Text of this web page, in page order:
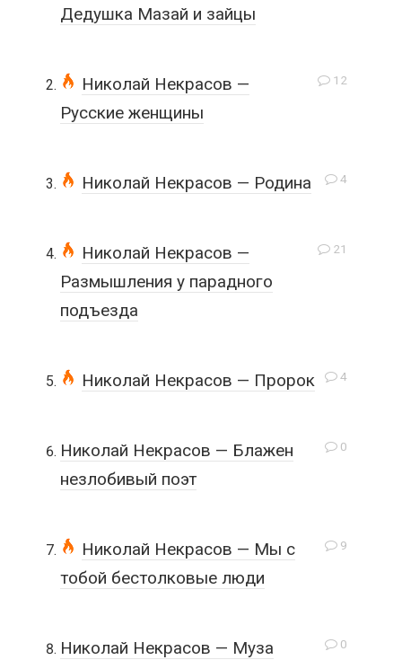
Дедушка Мазай и зайцы
12
Николай Некрасов —
Русские женщины
4
Николай Некрасов — Родина
21
Николай Некрасов —
Размышления у парадного
подъезда
4
Николай Некрасов — Пророк
0
Николай Некрасов — Блажен
незлобивый поэт
9
Николай Некрасов — Мы с
тобой бестолковые люди
0
Николай Некрасов — Муза